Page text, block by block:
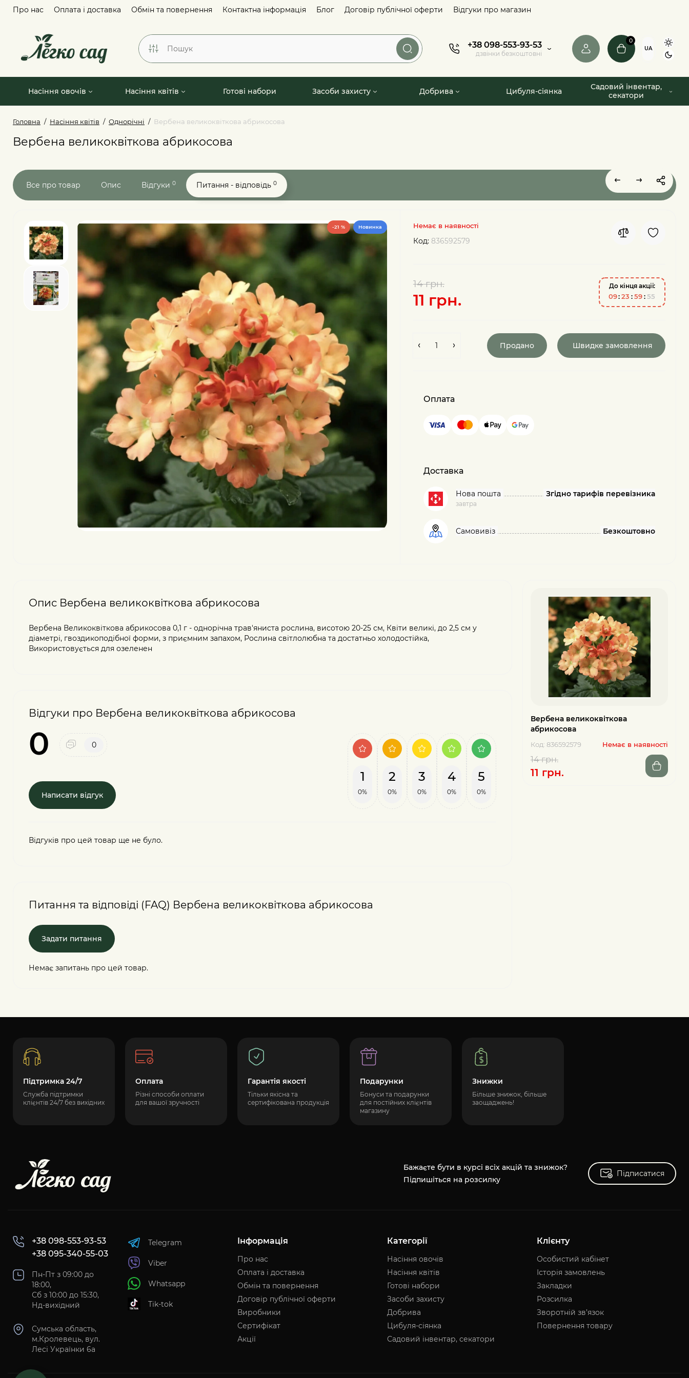
Про нас Оплата і доставка Обмін та повернення Контактна інформація Блог Договір публічної оферти Відгуки про магазин
+38 098-553-93-53
дзвінки безкоштовні
0
UA
Насіння овочів Насіння квітів Готові набори Засоби захисту Добрива Цибуля-сіянка
Садовий інвентар,
секатори
Головна Насіння квітів Однорічні Вербена великоквіткова абрикосова
Вербена великоквіткова абрикосова
Все про товар Опис Відгуки 0 Питання - відповідь 0
-21 % Новинка Немає в наявності
Код: 836592579
14 грн.
11 грн.
До кінця акції:
09 23 59 54
Продано Швидке замовлення
Оплата
Доставка
Нова пошта
завтра
Згідно тарифів перевізника
Самовивіз Безкоштовно
Опис Вербена великоквіткова абрикосова
Вербена Великоквіткова абрикосова 0,1 г - однорічна трав'яниста рослина, висотою 20-25 см, Квіти великі, до 2,5 см у
діаметрі, гвоздикоподібної форми, з приємним запахом, Рослина світлолюбна та достатньо холодостійка,
Використовується для озеленен
Відгуки про Вербена великоквіткова абрикосова
0 0
Написати відгук
1
0%
2
0%
3
0%
4
0%
5
0%
Відгуків про цей товар ще не було.
Питання та відповіді (FAQ) Вербена великоквіткова абрикосова
Задати питання
Немає запитань про цей товар.
Вербена великоквіткова
абрикосова
Код: 836592579 Немає в наявності
14 грн.
11 грн.
Підтримка 24/7
Служба підтримки
клієнтів 24/7 без вихідних
Оплата
Різні способи оплати
для вашої зручності
Гарантія якості
Тільки якісна та
сертифікована продукція
Подарунки
Бонуси та подарунки
для постійних клієнтів
магазину
Знижки
Більше знижок, більше
заощаджень!
Бажаєте бути в курсі всіх акцій та знижок?
Підпишіться на розсилку
Підписатися
Підписатися
+38 098-553-93-53
+38 095-340-55-03
Пн-Пт з 09:00 до
18:00,
Сб з 10:00 до 15:30,
Нд-вихідний
Сумська область,
м.Кролевець, вул.
Лесі Українки 6а
Telegram
Viber
Whatsapp
Tik-tok
Інформація
Про нас
Оплата і доставка
Обмін та повернення
Договір публічної оферти
Виробники
Сертифікат
Акції
Категорії
Насіння овочів
Насіння квітів
Готові набори
Засоби захисту
Добрива
Цибуля-сіянка
Садовий інвентар, секатори
Клієнту
Особистий кабінет
Історія замовлень
Закладки
Розсилка
Зворотній зв’язок
Повернення товару